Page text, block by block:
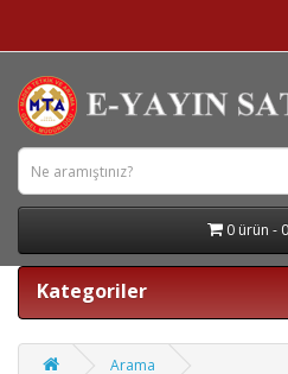
0 ürün -
Kategoriler
Arama